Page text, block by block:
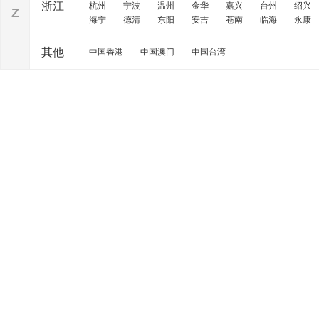
Z 浙江 杭州 宁波 温州 金华 嘉兴 台州
绍兴
海宁
德清 东阳 安吉 苍南 临海 永康
其他 中国香港 中国澳门 中国台湾